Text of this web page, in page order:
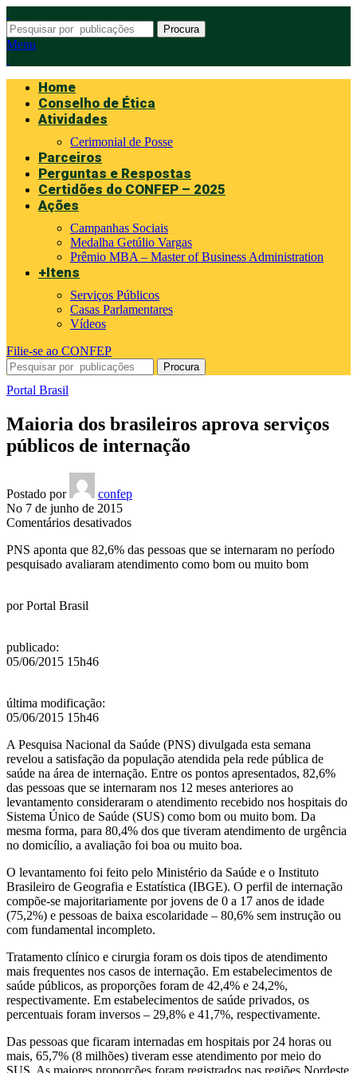
Procura
Menu
Home
Conselho de Ética
Atividades
Cerimonial de Posse
Parceiros
Perguntas e Respostas
Certidões do CONFEP – 2025
Ações
Campanhas Sociais
Medalha Getúlio Vargas
Prêmio MBA – Master of Business Administration
+Itens
Serviços Públicos
Casas Parlamentares
Vídeos
Filie-se ao CONFEP
Procura
Portal Brasil
Maioria dos brasileiros aprova serviços
públicos de internação
Postado por
confep
No 7 de junho de 2015
Comentários desativadosem
dos
brasileiros
PNS aponta que 82,6% das pessoas que se internaram no período
pesquisado avaliaram atendimento como bom ou muito bom
porPortal Brasil
publicado:
05/06/2015 15h46
última modificação:
05/06/2015 15h46
A Pesquisa Nacional da Saúde (PNS) divulgada esta semana
revelou a satisfação da população atendida pela rede pública de
saúde na área de internação. Entre os pontos apresentados, 82,6%
das pessoas que se internaram nos 12 meses anteriores ao
levantamento consideraram o atendimento recebido nos hospitais do
Sistema Único de Saúde (SUS) como bom ou muito bom. Da
mesma forma, para 80,4% dos que tiveram atendimento de urgência
no domicílio, a avaliação foi boa ou muito boa.
O levantamento foi feito pelo Ministério da Saúde e o Instituto
Brasileiro de Geografia e Estatística (IBGE). O perfil de internação
compõe-se majoritariamente por jovens de 0 a 17 anos de idade
(75,2%) e pessoas de baixa escolaridade – 80,6% sem instrução ou
com fundamental incompleto.
Tratamento clínico e cirurgia foram os dois tipos de atendimento
mais frequentes nos casos de internação. Em estabelecimentos de
saúde públicos, as proporções foram de 42,4% e 24,2%,
respectivamente. Em estabelecimentos de saúde privados, os
percentuais foram inversos – 29,8% e 41,7%, respectivamente.
Das pessoas que ficaram internadas em hospitais por 24 horas ou
mais, 65,7% (8 milhões) tiveram esse atendimento por meio do
SUS. As maiores proporções foram registrados nas regiões Nordeste